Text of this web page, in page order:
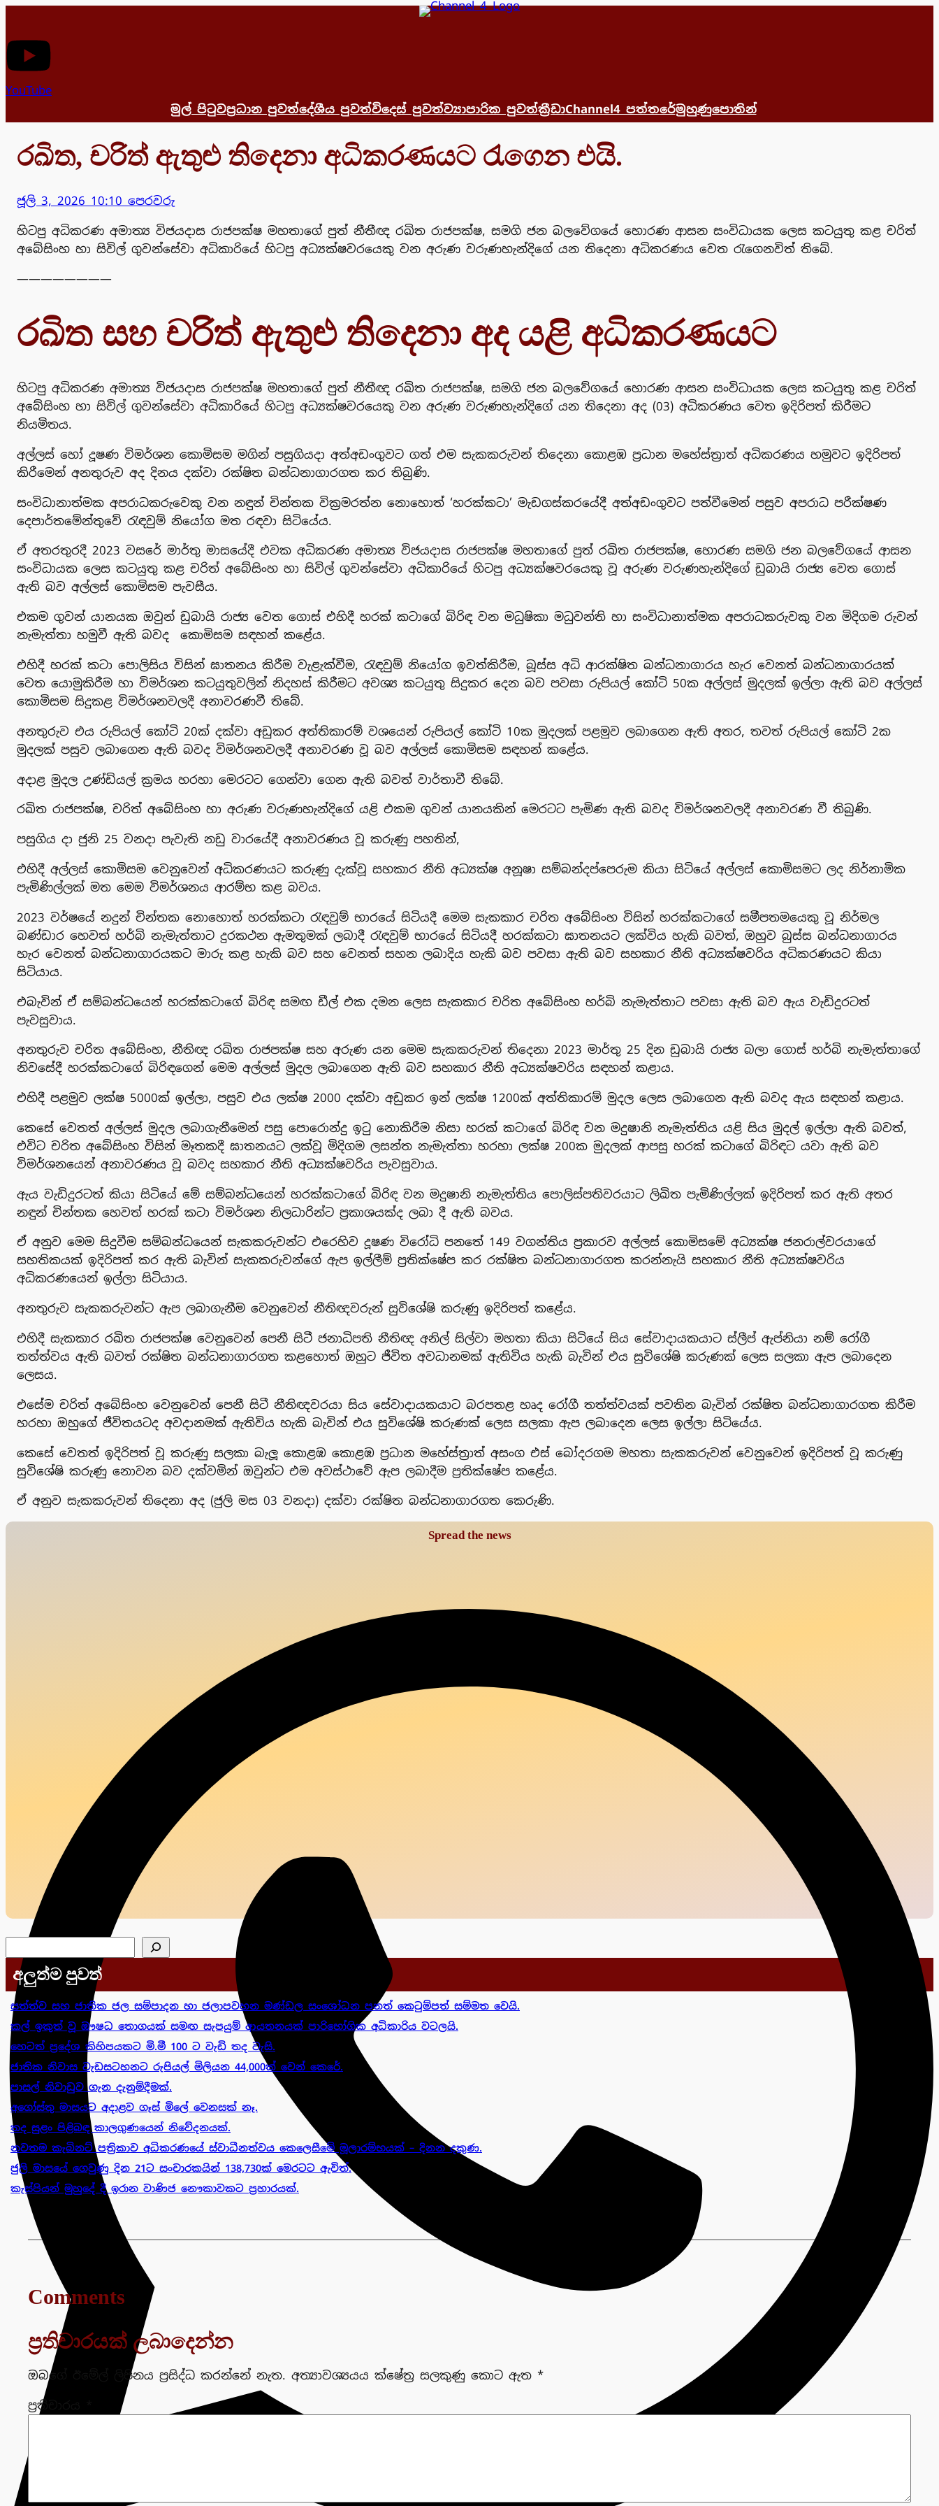
content
YouTube
මුල් පිටුවප්‍රධාන පුවත්දේශීය පුවත්විදෙස් පුවත්ව්‍යාපාරික පුවත්ක්‍රීඩාChannel4 පත්තරේමුහුණුපොතින්
රඛිත, චරිත් ඇතුළු තිදෙනා අධිකරණයට රැගෙන එයි.
ජූලි 3, 2026 10:10 පෙරවරු
හිටපු අධිකරණ අමාත්‍ය විජයදාස රාජපක්ෂ මහතාගේ පුත් නීතීඥ රඛිත රාජපක්ෂ, සමගි ජන බලවේගයේ හොරණ ආසන සංවිධායක ලෙස කටයුතු කළ චරිත්
අබේසිංහ හා සිවිල් ගුවන්සේවා අධිකාරියේ හිටපු අධ්‍යක්ෂවරයෙකු වන අරුණ වරුණහැන්දිගේ යන තිදෙනා අධිකරණය වෙත රැගෙනවිත් තිබේ.
————————
රඛිත සහ චරිත් ඇතුළු තිදෙනා අද යළි අධිකරණයට
හිටපු අධිකරණ අමාත්‍ය විජයදාස රාජපක්ෂ මහතාගේ පුත් නීතීඥ රඛිත රාජපක්ෂ, සමගි ජන බලවේගයේ හොරණ ආසන සංවිධායක ලෙස කටයුතු කළ චරිත්
අබේසිංහ හා සිවිල් ගුවන්සේවා අධිකාරියේ හිටපු අධ්‍යක්ෂවරයෙකු වන අරුණ වරුණහැන්දිගේ යන තිදෙනා අද (03) අධිකරණය වෙත ඉදිරිපත් කිරීමට
නියමිතය.
අල්ලස් හෝ දූෂණ විමර්ශන කොමිසම මගින් පසුගියදා අත්අඩංගුවට ගත් එම සැකකරුවන් තිදෙනා කොළඹ ප්‍රධාන මහේස්ත්‍රාත් අධිකරණය හමුවට ඉදිරිපත්
කිරීමෙන් අනතුරුව අද දිනය දක්වා රක්ෂිත බන්ධනාගාරගත කර තිබුණි.
සංවිධානාත්මක අපරාධකරුවෙකු වන නඳුන් චින්තක වික්‍රමරත්න නොහොත් ‘හරක්කටා’ මැඩගස්කරයේදී අත්අඩංගුවට පත්වීමෙන් පසුව අපරාධ පරීක්ෂණ
දෙපාර්තමේන්තුවේ රැඳවුම් නියෝග මත රඳවා සිටියේය.
ඒ අතරතුරදී 2023 වසරේ මාර්තු මාසයේදී එවක අධිකරණ අමාත්‍ය විජයදාස රාජපක්ෂ මහතාගේ පුත් රඛිත රාජපක්ෂ, හොරණ සමගි ජන බලවේගයේ ආසන
සංවිධායක ලෙස කටයුතු කළ චරිත් අබේසිංහ හා සිවිල් ගුවන්සේවා අධිකාරියේ හිටපු අධ්‍යක්ෂවරයෙකු වූ අරුණ වරුණහැන්දිගේ ඩුබායි රාජ්‍ය වෙත ගොස්
ඇති බව අල්ලස් කොමිසම පැවසීය.
එකම ගුවන් යානයක ඔවුන් ඩුබායි රාජ්‍ය වෙත ගොස් එහිදී හරක් කටාගේ බිරිඳ වන මධුෂිකා මධුවන්ති හා සංවිධානාත්මක අපරාධකරුවකු වන මිදිගම රුවන්
නැමැත්තා හමුවී ඇති බවද කොමිසම සඳහන් කළේය.
එහිදී හරක් කටා පොලිසිය විසින් ඝාතනය කිරීම වැළැක්වීම, රැඳවුම් නියෝග ඉවත්කිරීම, බූස්ස අධි ආරක්ෂිත බන්ධනාගාරය හැර වෙනත් බන්ධනාගාරයක්
වෙත යොමුකිරීම හා විමර්ශන කටයුතුවලින් නිදහස් කිරීමට අවශ්‍ය කටයුතු සිදුකර දෙන බව පවසා රුපියල් කෝටි 50ක අල්ලස් මුදලක් ඉල්ලා ඇති බව අල්ලස්
කොමිසම සිදුකළ විමර්ශනවලදී අනාවරණවී තිබේ.
අනතුරුව එය රුපියල් කෝටි 20ක් දක්වා අඩුකර අත්තිකාරම් වශයෙන් රුපියල් කෝටි 10ක මුදලක් පළමුව ලබාගෙන ඇති අතර, තවත් රුපියල් කෝටි 2ක
මුදලක් පසුව ලබාගෙන ඇති බවද විමර්ශනවලදී අනාවරණ වූ බව අල්ලස් කොමිසම සඳහන් කළේය.
අදාළ මුදල උණ්ඩියල් ක්‍රමය හරහා මෙරටට ගෙන්වා ගෙන ඇති බවත් වාර්තාවී තිබේ.
රඛිත රාජපක්ෂ, චරිත් අබේසිංහ හා අරුණ වරුණහැන්දිගේ යළි එකම ගුවන් යානයකින් මෙරටට පැමිණ ඇති බවද විමර්ශනවලදී අනාවරණ වී තිබුණි.
පසුගිය දා ජුනි 25 වනදා පැවැති නඩු වාරයේදී අනාවරණය වූ කරුණු පහතින්,
එහිදී අල්ලස් කොමිසම වෙනුවෙන් අධිකරණයට කරුණු දැක්වූ සහකාර නීති අධ්‍යක්ෂ අනූෂා සම්බන්දප්පෙරුම කියා සිටියේ අල්ලස් කොමිසමට ලද නිර්නාමික
පැමිණිල්ලක් මත මෙම විමර්ශනය ආරම්භ කළ බවය.
2023 වර්ෂයේ නදුන් චින්තක නොහොත් හරක්කටා රැඳවුම් භාරයේ සිටියදී මෙම සැකකාර චරිත අබේසිංහ විසින් හරක්කටාගේ සමීපතමයෙකු වූ නිර්මල
බණ්ඩාර හෙවත් හර්බි නැමැත්තාට දුරකථන ඇමතුමක් ලබාදී රැඳවුම් භාරයේ සිටියදී හරක්කටා ඝාතනයට ලක්විය හැකි බවත්, ඔහුව බුස්ස බන්ධනාගාරය
හැර වෙනත් බන්ධනාගාරයකට මාරු කළ හැකි බව සහ වෙනත් සහන ලබාදිය හැකි බව පවසා ඇති බව සහකාර නීති අධ්‍යක්ෂවරිය අධිකරණයට කියා
සිටියාය.
එබැවින් ඒ සම්බන්ධයෙන් හරක්කටාගේ බිරිඳ සමඟ ඩීල් එක දමන ලෙස සැකකාර චරිත අබේසිංහ හර්බි නැමැත්තාට පවසා ඇති බව ඇය වැඩිදුරටත්
පැවසුවාය.
අනතුරුව චරිත අබේසිංහ, නීතිඥ රඛිත රාජපක්ෂ සහ අරුණ යන මෙම සැකකරුවන් තිදෙනා 2023 මාර්තු 25 දින ඩුබායි රාජ්‍ය බලා ගොස් හර්බි නැමැත්තාගේ
නිවසේදී හරක්කටාගේ බිරිඳගෙන් මෙම අල්ලස් මුදල ලබාගෙන ඇති බව සහකාර නීති අධ්‍යක්ෂවරිය සඳහන් කළාය.
එහිදී පළමුව ලක්ෂ 5000ක් ඉල්ලා, පසුව එය ලක්ෂ 2000 දක්වා අඩුකර ඉන් ලක්ෂ 1200ක් අත්තිකාරම් මුදල ලෙස ලබාගෙන ඇති බවද ඇය සඳහන් කළාය.
කෙසේ වෙතත් අල්ලස් මුදල ලබාගැනීමෙන් පසු පොරොන්දු ඉටු නොකිරීම නිසා හරක් කටාගේ බිරිඳ වන මදුෂානි නැමැත්තිය යළි සිය මුදල් ඉල්ලා ඇති බවත්,
එවිට චරිත අබේසිංහ විසින් මෑතකදී ඝාතනයට ලක්වූ මිදිගම ලසන්ත නැමැත්තා හරහා ලක්ෂ 200ක මුදලක් ආපසු හරක් කටාගේ බිරිඳට යවා ඇති බව
විමර්ශනයෙන් අනාවරණය වූ බවද සහකාර නීති අධ්‍යක්ෂවරිය පැවසුවාය.
ඇය වැඩිදුරටත් කියා සිටියේ මේ සම්බන්ධයෙන් හරක්කටාගේ බිරිඳ වන මදුෂානි නැමැත්තිය පොලිස්පතිවරයාට ලිඛිත පැමිණිල්ලක් ඉදිරිපත් කර ඇති අතර
නඳුන් චින්තක හෙවත් හරක් කටා විමර්ශන නිලධාරින්ට ප්‍රකාශයක්ද ලබා දී ඇති බවය.
ඒ අනුව මෙම සිදුවීම සම්බන්ධයෙන් සැකකරුවන්ට එරෙහිව දූෂණ විරෝධි පනතේ 149 වගන්තිය ප්‍රකාරව අල්ලස් කොමිසමේ අධ්‍යක්ෂ ජනරාල්වරයාගේ
සහතිකයක් ඉදිරිපත් කර ඇති බැවින් සැකකරුවන්ගේ ඇප ඉල්ලීම් ප්‍රතික්ෂේප කර රක්ෂිත බන්ධනාගාරගත කරන්නැයි සහකාර නීති අධ්‍යක්ෂවරිය
අධිකරණයෙන් ඉල්ලා සිටියාය.
අනතුරුව සැකකරුවන්ට ඇප ලබාගැනීම වෙනුවෙන් නීතිඥවරුන් සුවිශේෂි කරුණු ඉදිරිපත් කළේය.
එහිදී සැකකාර රඛිත රාජපක්ෂ වෙනුවෙන් පෙනී සිටී ජනාධිපති නීතිඥ අනිල් සිල්වා මහතා කියා සිටියේ සිය සේවාදායකයාට ස්ලීප් ඇප්නියා නම් රෝගී
තත්ත්වය ඇති බවත් රක්ෂිත බන්ධනාගාරගත කළහොත් ඔහුට ජීවිත අවධානමක් ඇතිවිය හැකි බැවින් එය සුවිශේෂි කරුණක් ලෙස සලකා ඇප ලබාදෙන
ලෙසය.
එසේම චරිත් අබේසිංහ වෙනුවෙන් පෙනී සිටී නීතිඥවරයා සිය සේවාදායකයාට බරපතළ හෘද රෝගී තත්ත්වයක් පවතින බැවින් රක්ෂිත බන්ධනාගාරගත කිරීම
හරහා ඔහුගේ ජීවිතයටද අවදානමක් ඇතිවිය හැකි බැවින් එය සුවිශේෂි කරුණක් ලෙස සලකා ඇප ලබාදෙන ලෙස ඉල්ලා සිටියේය.
කෙසේ වෙතත් ඉදිරිපත් වූ කරුණු සලකා බැලූ කොළඹ කොළඹ ප්‍රධාන මහේස්ත්‍රාත් අසංග එස් බෝදරගම මහතා සැකකරුවන් වෙනුවෙන් ඉදිරිපත් වූ කරුණු
සුවිශේෂි කරුණු නොවන බව දක්වමින් ඔවුන්ට එම අවස්ථාවේ ඇප ලබාදීම ප්‍රතික්ෂේප කළේය.
ඒ අනුව සැකකරුවන් තිදෙනා අද (ජුලි මස 03 වනදා) දක්වා රක්ෂිත බන්ධනාගාරගත කෙරුණි.
Spread the news
අලුත්ම පුවත්
සත්ත්ව සහ ජාතික ජල සම්පාදන හා ජලාපවහන මණ්ඩල සංශෝධන පනත් කෙටුම්පත් සම්මත වෙයි.
කල් ඉකුත් වූ ඖෂධ තොගයක් සමඟ සැපයුම් ආයතනයක් පාරිභෝගික අධිකාරිය වටලයි.
හෙටත් ප්‍රදේශ කිහිපයකට මි.මී 100 ට වැඩි තද වැසි.
ජාතික නිවාස වැඩසටහනට රුපියල් මිලියන 44,000ක් වෙන් කෙරේ.
පාසල් නිවාඩුව ගැන දැනුම්දීමක්.
අගෝස්තු මාසයට අදාළව ගෑස් මිලේ වෙනසක් නෑ.
තද සුළං පිළිබඳ කාලගුණයෙන් නිවේදනයක්.
නවතම කැබිනට් පත්‍රිකාව අධිකරණයේ ස්වාධීනත්වය කෙලෙසීමේ මූලාරම්භයක් – දිනන දකුණ.
ජුලි මාසයේ ගෙවුණු දින 21ට සංචාරකයින් 138,730ක් මෙරටට ඇවිත්.
කැස්පියන් මුහුදේ දී ඉරාන වාණිජ නෞකාවකට ප්‍රහාරයක්.
Comments
ප්‍රතිචාරයක් ලබාදෙන්න
ඔබගේ ඊමේල් ලිපිනය ප්‍රසිද්ධ කරන්නේ නැත. අත්‍යාවශ්‍යයය ක්ෂේත්‍ර සලකුණු කොට ඇත *
ප්‍රතිචාරය